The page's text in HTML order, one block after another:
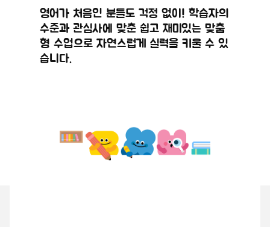
정규수강신
청 점검안
내
2026.07.29
2026년 8
월 수강신
청(9,10월
2026.07.21
해외 현지 원어민 강사와 실시간으로 연결
되어 직접 영어로 대화를 나누며, 마치 현
지에 있는 듯한 생생한 수업이 진행됩니다.
실시간 화상 시스템을 통해 원어민 강사와
얼굴을 마주 보며 생생하고 몰입감 있게 영
어 대화를 나눌 수 있습니다.
영어가 처음인 분들도 걱정 없이! 학습자의
수준과 관심사에 맞춘 쉽고 재미있는 맞춤
형 수업으로 자연스럽게 실력을 키울 수 있
습니다.